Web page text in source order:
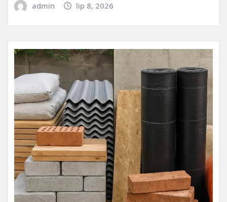
admin lip 8, 2026